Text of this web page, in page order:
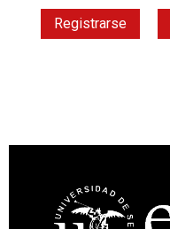
Registrarse